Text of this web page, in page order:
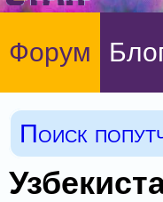
Форум
Поиск